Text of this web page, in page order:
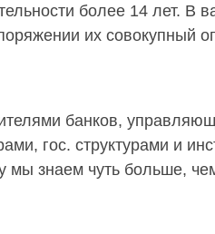
более 14 лет. В
их совокупный
банков,
гос. структурами и
мы знаем чуть больше,